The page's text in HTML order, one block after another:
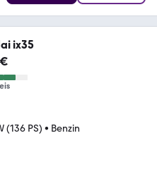
ix35
(136 PS) • Benzin